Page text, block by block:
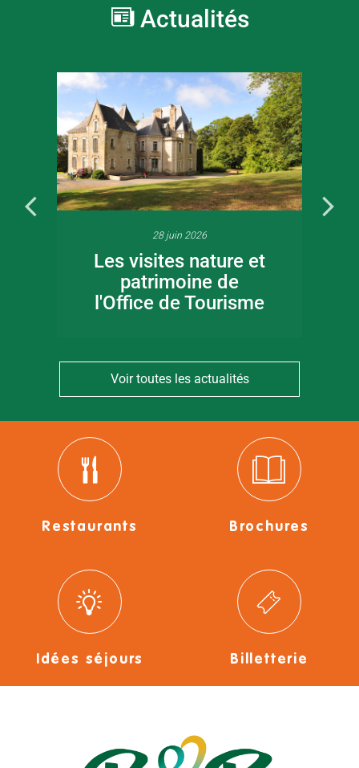
Actualités
28 juin 2026
Les visites nature et
patrimoine de
l'Office de Tourisme
Voir toutes les actualités
Restaurants Brochures
Idées séjours Billetterie